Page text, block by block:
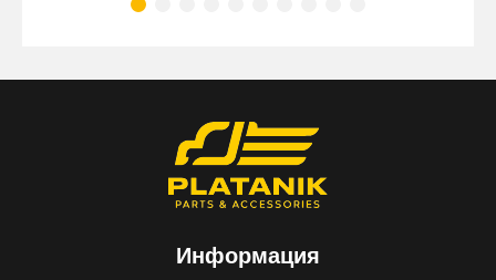
Информация